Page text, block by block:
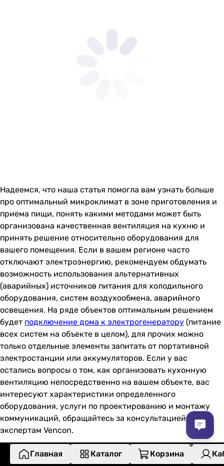
Надеемся, что наша статья помогла вам узнать больше
про оптимальный микроклимат в зоне приготовления и
приема пищи, понять какими методами может быть
организована качественная вентиляция на кухню и
принять решение относительно оборудования для
вашего помещения. Если в вашем регионе часто
отключают электроэнергию, рекомендуем обдумать
возможность использования альтернативных
(аварийных) источников питания для холодильного
оборудования, систем воздухообмена, аварийного
освещения. На ряде объектов оптимальным решением
будет подключение дома к электрогенератору (питание
всех систем на объекте в целом), для прочих можно
только отдельные элементы запитать от портативной
электростанции или аккумуляторов. Если у вас
остались вопросы о том, как организовать кухонную
вентиляцию непосредственно на вашем объекте, вас
интересуют характеристики определенного
оборудования, услуги по проектированию и монтажу
коммуникаций, обращайтесь за консультацией к
экспертам Vencon.
Главная Каталог Корзина